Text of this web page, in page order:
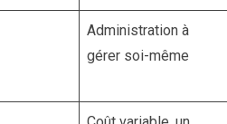
Administration à
gérer soi-même